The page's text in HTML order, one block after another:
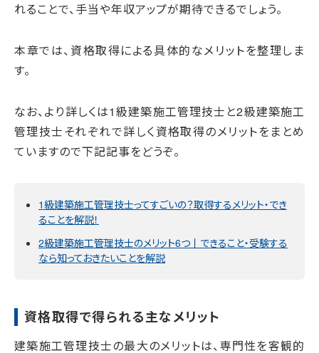
れることで、手当や年収アップが期待できるでしょう。
本章では、資格取得による具体的なメリットを整理しま
す。
なお、より詳しくは1級建築施工管理技士と2級建築施工
管理技士それぞれで詳しく資格取得のメリットをまとめ
ていますので下記記事をどうぞ。
1級建築施工管理技士ってすごいの？取得するメリット・でき
ることを解説！
2級建築施工管理技士のメリット6つ丨できること・受験する
なら知っておきたいことを解説
資格取得で得られる主なメリット
建築施工管理技士の最大のメリットは、専門性を客観的